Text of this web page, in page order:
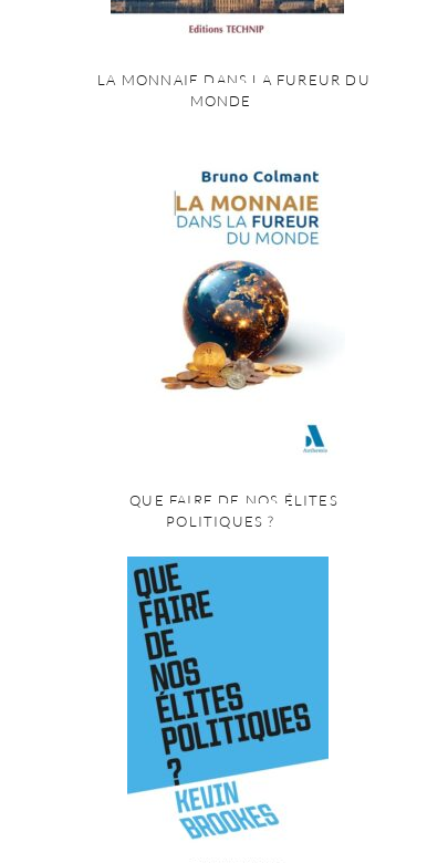
LA MONNAIE DANS LA FUREUR DU
MONDE
QUE FAIRE DE NOS ÉLITES
POLITIQUES ?